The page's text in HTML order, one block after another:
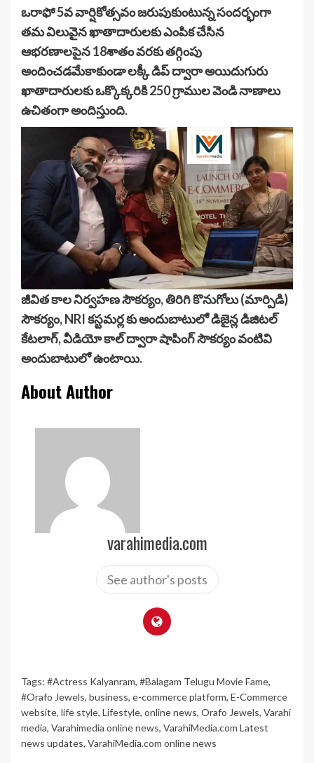
ఒరాఫో 5వ వార్షికోత్సవం జరుపుకుంటున్న సందర్భంగా
తమ విలువైన ఖాతాదారులకు ఎంపిక చేసిన
ఆభరణాలపైన 18శాతం వరకు తగ్గింపు
అందించడమేకాకుండా లక్కీ డిప్ ద్వారా అయిదుగురు
ఖాతాదారులకు ఒక్కొక్కరికి 250 గ్రాముల వెండి నాణాలు
ఉచితంగా అందిస్తుంది.
జీవిత కాల నిర్వహణ సౌకర్యం, తిరిగి కొనుగోలు (మార్పిడి)
సౌకర్యం, NRI కస్టమర్ల కు అందుబాటులో డిజైన్ల డిజిటల్
కేటలాగ్, వీడియో కాల్ ద్వారా షాపింగ్ సౌకర్యం వంటివి
అందుబాటులో ఉంటాయి.
About Author
varahimedia.com
See author's posts
Tags: #Actress Kalyanram, #Balagam Telugu Movie Fame,
#Orafo Jewels, business, e-commerce platform, E-Commerce
website, life style, Lifestyle, online news, Orafo Jewels, Varahi
media, Varahimedia online news, VarahiMedia.com Latest
news updates, VarahiMedia.com online news